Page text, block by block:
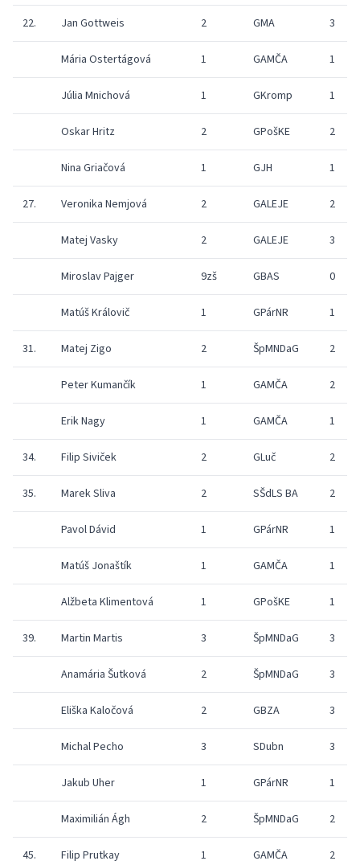
22. Jan Gottweis 2 GMA 3
Mária Ostertágová 1 GAMČA 1
Júlia Mnichová 1 GKromp 1
Oskar Hritz 2 GPošKE 2
Nina Griačová 1 GJH 1
27. Veronika Nemjová 2 GALEJE 2
Matej Vasky 2 GALEJE 3
Miroslav Pajger 9zš GBAS 0
Matúš Královič 1 GPárNR 1
31. Matej Zigo 2 ŠpMNDaG 2
Peter Kumančík 1 GAMČA 2
Erik Nagy 1 GAMČA 1
34. Filip Siviček 2 GLuč 2
35. Marek Sliva 2 SŠdLS BA 2
Pavol Dávid 1 GPárNR 1
Matúš Jonaštík 1 GAMČA 1
Alžbeta Klimentová 1 GPošKE 1
39. Martin Martis 3 ŠpMNDaG 3
Anamária Šutková 2 ŠpMNDaG 3
Eliška Kaločová 2 GBZA 3
Michal Pecho 3 SDubn 3
Jakub Uher 1 GPárNR 1
Maximilián Ágh 2 ŠpMNDaG 2
45. Filip Prutkay 1 GAMČA 2